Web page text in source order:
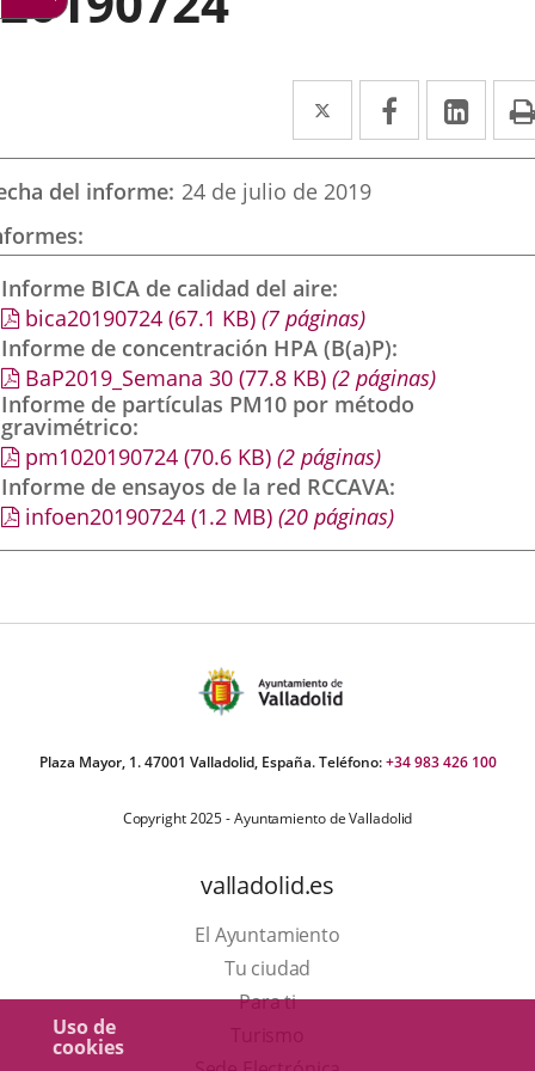
Uso de
cookies
Twitter
Enlace
a
una
externa.
Facebook
Enlace
a
externa.
a
del informe 24 de julio de 2019
Informe BICA de calidad del aire
bica20190724 (67.1 KB) (7 páginas)
Informe de concentración HPA (B(a)P)
BaP2019_Semana 30 (77.8 KB) (2 páginas)
Informe de partículas PM10 por método
gravimétrico
pm1020190724 (70.6 KB) (2 páginas)
Informe de ensayos de la red RCCAVA
infoen20190724 (1.2 MB) (20 páginas)
Plaza Mayor, 1. 47001 Valladolid, España. Teléfono:+34 983 426 100
Copyright 2025 - Ayuntamiento de Valladolid
valladolid.es
El Ayuntamiento
Tu ciudad
Para ti